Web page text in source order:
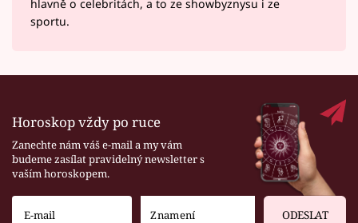
hlavně o celebritách, a to ze showbyznysu i ze
sportu.
Horoskop vždy po ruce
Zanechte nám váš e-mail a my vám
budeme zasílat pravidelný newsletter s
vaším horoskopem.
ODESLAT